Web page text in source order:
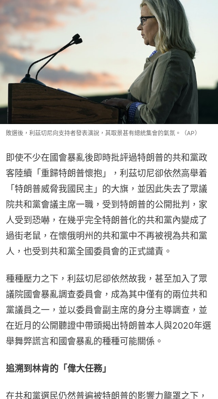
敗選後，利茲切尼向支持者發表演說，其取景甚有總統集會的氣氛。（AP）
即使不少在國會暴亂後即時批評過特朗普的共和黨政
客陸續「重歸特朗普懷抱」，利茲切尼卻依然高舉着
「特朗普威脅我國民主」的大旗，並因此失去了眾議
院共和黨會議主席一職，受到特朗普的公開批判，家
人受到恐嚇，在幾乎完全特朗普化的共和黨內變成了
過街老鼠，在懷俄明州的共和黨中不再被視為共和黨
人，也受到共和黨全國委員會的正式譴責。
種種壓力之下，利茲切尼卻依然故我，甚至加入了眾
議院國會暴亂調查委員會，成為其中僅有的兩位共和
黨議員之一，並以委員會副主席的身分主導調查，並
在近月的公開聽證中帶頭揭出特朗普本人與2020年選
舉舞弊謊言和國會暴亂的種種可能關係。
追溯到林肯的「偉大任務」
在共和黨選民仍然普遍被特朗普的影響力籠罩之下，